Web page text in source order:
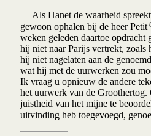
Als Hanet de waarheid
gewoon ophalen bij de heer Petit
weken geleden daartoe opdracht
hij niet naar Parijs vertrekt, zoals
hij niet nagelaten aan de
wat hij met de uurwerken zou
Ik vraag u opnieuw de andere
het uurwerk van de
juistheid van het mijne te
uitvinding heb toegevoegd,